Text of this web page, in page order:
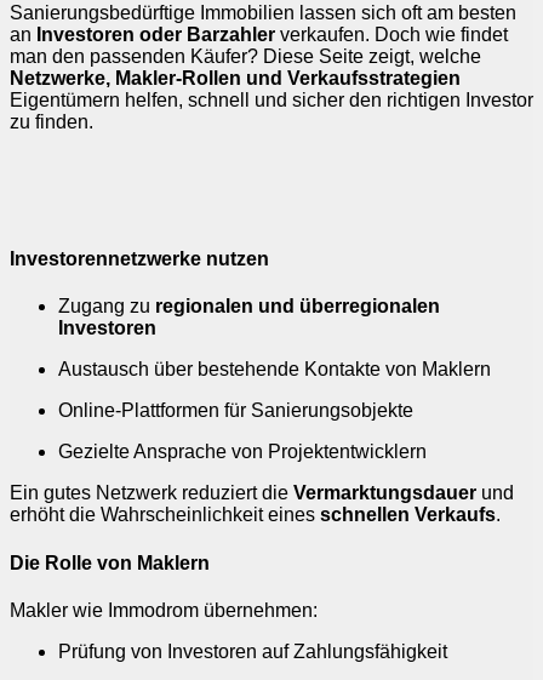
Sanierungsbedürftige Immobilien lassen sich oft am besten
an Investoren oder Barzahler verkaufen. Doch wie findet
man den passenden Käufer? Diese Seite zeigt, welche
Netzwerke, Makler-Rollen und Verkaufsstrategien
Eigentümern helfen, schnell und sicher den richtigen Investor
zu finden.
Investorennetzwerke nutzen
Zugang zu regionalen und überregionalen
Investoren
Austausch über bestehende Kontakte von Maklern
Online-Plattformen für Sanierungsobjekte
Gezielte Ansprache von Projektentwicklern
Ein gutes Netzwerk reduziert die Vermarktungsdauer und
erhöht die Wahrscheinlichkeit eines schnellen Verkaufs.
Die Rolle von Maklern
Makler wie Immodrom übernehmen:
Prüfung von Investoren auf Zahlungsfähigkeit